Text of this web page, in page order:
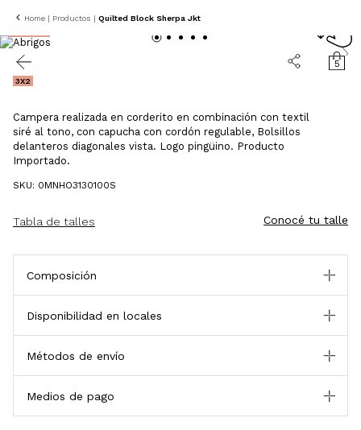
Home | Productos | Quilted Block Sherpa Jkt
5
3X2
Campera realizada en corderito en combinación con textil
siré al tono, con capucha con cordón regulable, Bolsillos
delanteros diagonales vista. Logo pingüino. Producto
Importado.
SKU: 0MNHO3130100S
Tabla de talles Conocé tu talle
Composición
Disponibilidad en locales
Métodos de envío
Medios de pago